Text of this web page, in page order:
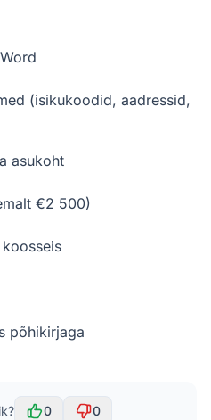
(isikukoodid, aadressid,
asukoht
€2 500)
põhikirjaga
0 0